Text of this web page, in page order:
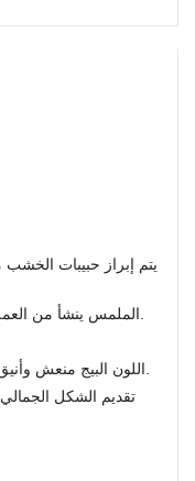
يتم إبراز حبيبات
تقديم الشكل